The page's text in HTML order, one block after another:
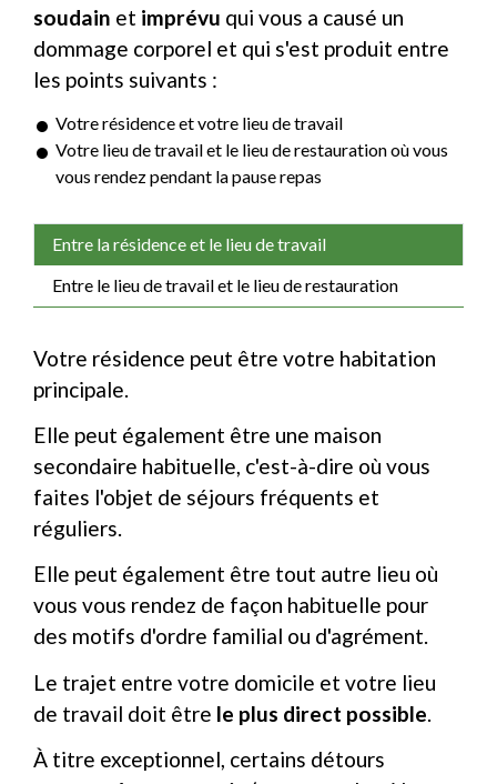
soudain et imprévu qui vous a causé un
dommage corporel et qui s'est produit entre
les points suivants :
Votre résidence et votre lieu de travail
Votre lieu de travail et le lieu de restauration où vous
vous rendez pendant la pause repas
Entre la résidence et le lieu de travail
Entre le lieu de travail et le lieu de restauration
Votre résidence peut être votre habitation
principale.
Elle peut également être une maison
secondaire habituelle, c'est-à-dire où vous
faites l'objet de séjours fréquents et
réguliers.
Elle peut également être tout autre lieu où
vous vous rendez de façon habituelle pour
des motifs d'ordre familial ou d'agrément.
Le trajet entre votre domicile et votre lieu
de travail doit être le plus direct possible.
À titre exceptionnel, certains détours